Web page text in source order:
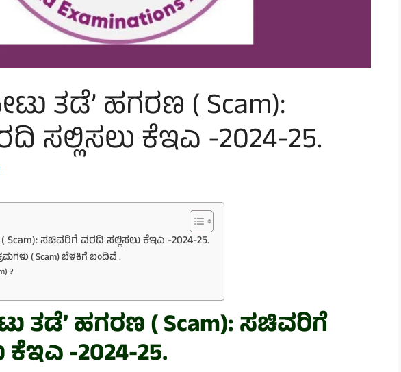
ತಡೆ’ ಹಗರಣ ( Scam):
ಸಲ್ಲಿಸಲು ಕೆಇಎ -2024-25.
Scam): ಸಚಿವರಿಗೆ ವರದಿ ಸಲ್ಲಿಸಲು ಕೆಇಎ -2024-25.
( Scam) ಬೆಳಕಿಗೆ ಬಂದಿವೆ .
?
ತಡೆ’ ಹಗರಣ ( Scam): ಸಚಿವರಿಗೆ
-2024-25.